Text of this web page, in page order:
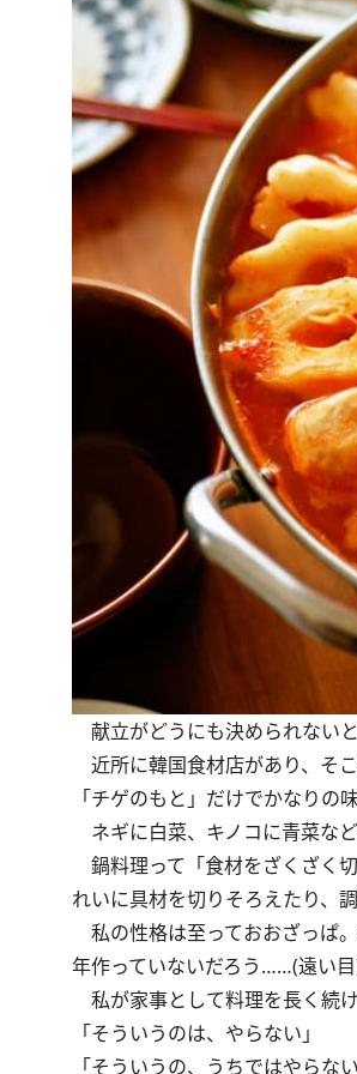
献立がどうにも決められない
近所に韓国食材店があり、そ
「チゲのもと」だけでかなりの
ネギに白菜、キノコに青菜な
鍋料理って「食材をざくざく
れいに具材を切りそろえたり、
私の性格は至っておおざっぱ
年作っていないだろう……(遠い目)
私が家事として料理を長く続
「そういうのは、やらない」
「そういうの、うちではやらない